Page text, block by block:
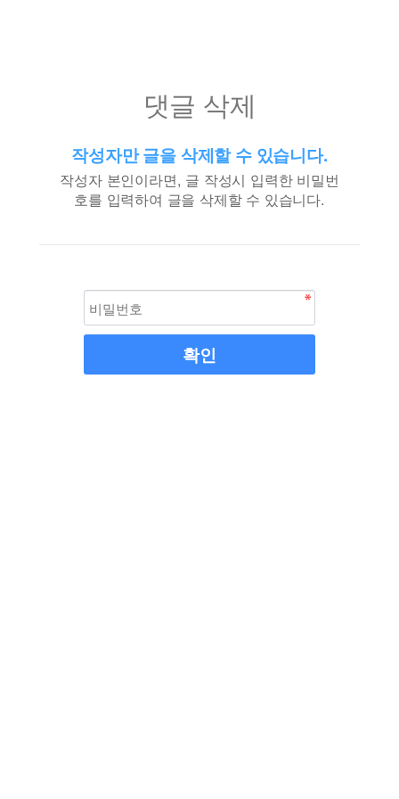
댓글 삭제
작성자만 글을 삭제할 수 있습니다.
작성자 본인이라면, 글 작성시 입력한 비밀번
호를 입력하여 글을 삭제할 수 있습니다.